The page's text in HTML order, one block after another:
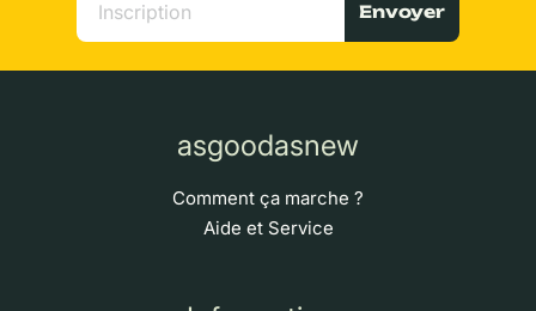
Envoyer
asgoodasnew
Comment ça marche ?
Aide et Service